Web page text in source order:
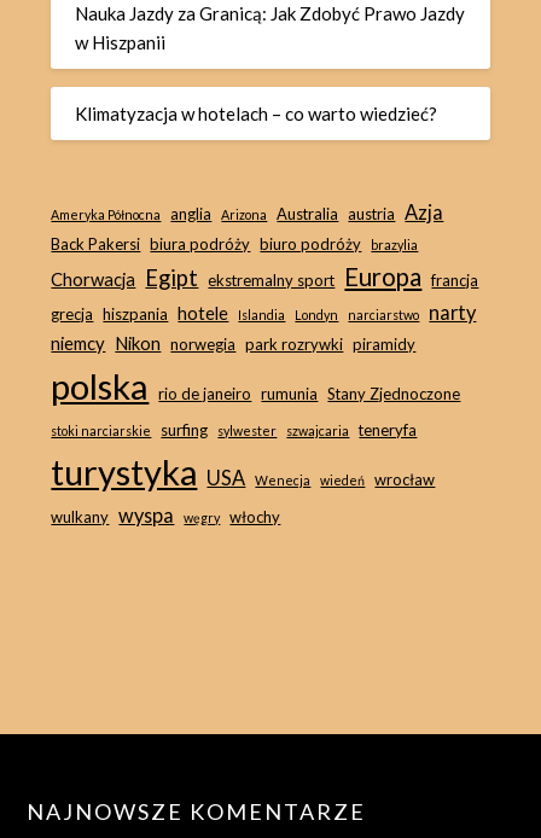
Nauka Jazdy za Granicą: Jak Zdobyć Prawo Jazdy
w Hiszpanii
Klimatyzacja w hotelach – co warto wiedzieć?
Ameryka Północna anglia Arizona Australia austria Azja
Back Pakersi biura podróży biuro podróży brazylia
Chorwacja Egipt ekstremalny sport Europa francja
grecja hiszpania hotele Islandia Londyn narciarstwo narty
niemcy Nikon norwegia park rozrywki piramidy
polska rio de janeiro rumunia Stany Zjednoczone
stoki narciarskie surfing sylwester szwajcaria teneryfa
turystyka USA Wenecja wiedeń
wrocław
wulkany wyspa węgry włochy
NAJNOWSZE KOMENTARZE